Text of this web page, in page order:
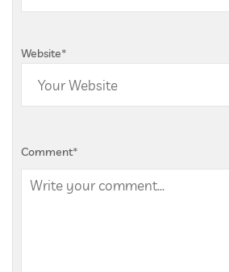
Website*
Comment*